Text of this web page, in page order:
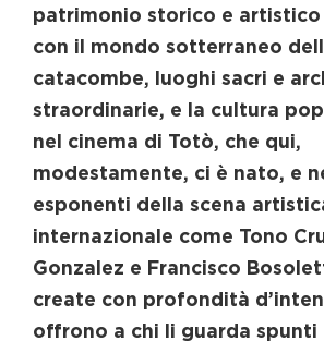
patrimonio storico e
con il mondo sotterraneo
catacombe, luoghi sacri e
straordinarie, e la cultura
nel cinema di Totò, che qui,
modestamente, ci è nato, e
esponenti della scena
internazionale come Tono
Gonzalez e Francisco
create con profondità
offrono a chi li guarda spunti